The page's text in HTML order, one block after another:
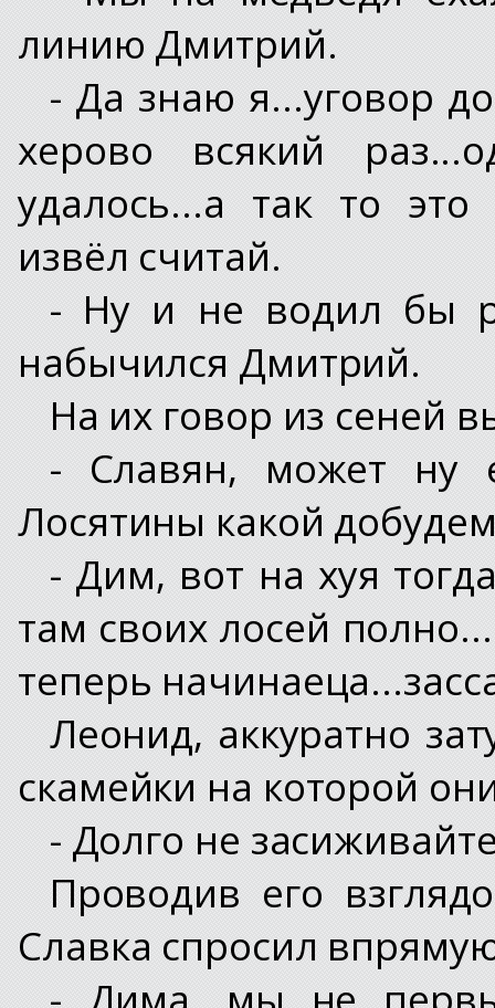
линию Дмитрий.
- Да знаю я...уговор
херово всякий
удалось...а так то
извёл считай.
- Ну и не водил бы
набычился Дмитрий.
На их говор из сеней
- Славян, может ну
Лосятины какой
- Дим, вот на хуя
там своих лосей
теперь
Леонид, аккуратно
скамейки на которой
- Долго не
Проводив его
Славка спросил